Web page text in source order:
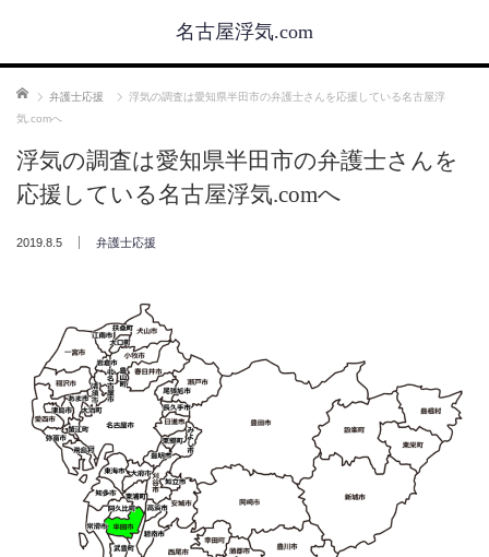
名古屋浮気.com
ホーム 弁護士応援
浮気の調査は愛知県半田市の弁護士さんを応援している名古屋浮
気.comへ
浮気の調査は愛知県半田市の弁護士さんを
応援している名古屋浮気.comへ
2019.8.5 弁護士応援